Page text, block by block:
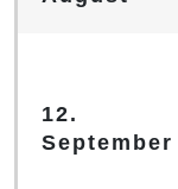
12.
September